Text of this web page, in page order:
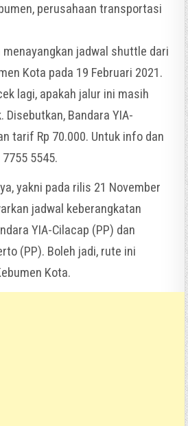
perusahaan transportasi
jadwal shuttle dari
Kota pada 19 Februari 2021.
lagi, apakah jalur ini masih
Bandara YIA-
tarif Rp 70.000. Untuk info dan
5545.
yakni pada rilis 21 November
jadwal keberangkatan
YIA-Cilacap (PP) dan
(PP). Boleh jadi, rute ini
Kota.